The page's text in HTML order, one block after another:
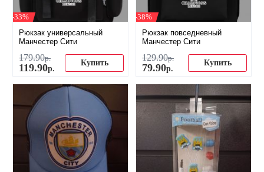
-33%
Рюкзак универсальный
Манчестер Сити
179.90р.
119.90р.
Купить
-38%
Рюкзак повседневный
Манчестер Сити
129.90р.
79.90р.
Купить